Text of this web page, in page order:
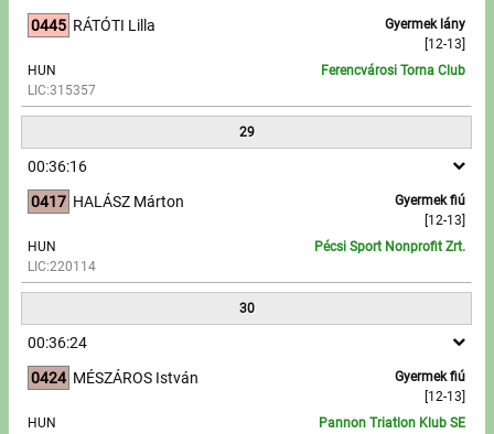
0445
Gyermek lány
[12-13]
RÁTÓTI Lilla
HUN
LIC:315357
Ferencvárosi Torna Club
29
00:36:16
0417
Gyermek fiú
[12-13]
HALÁSZ Márton
HUN
LIC:220114
Pécsi Sport Nonprofit Zrt.
30
00:36:24
0424
Gyermek fiú
[12-13]
MÉSZÁROS István
HUN
Pannon Triatlon Klub SE